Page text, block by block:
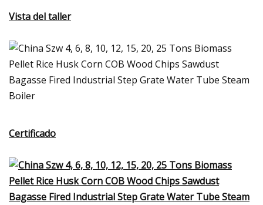
Vista del taller
Certificado